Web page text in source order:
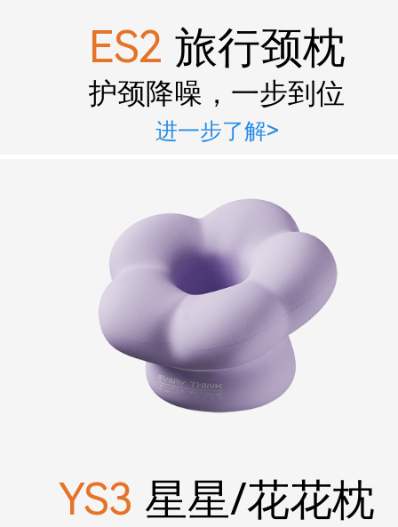
ES2 旅行颈枕
护颈降噪，一步到位
进一步了解>
YS3 星星/花花枕